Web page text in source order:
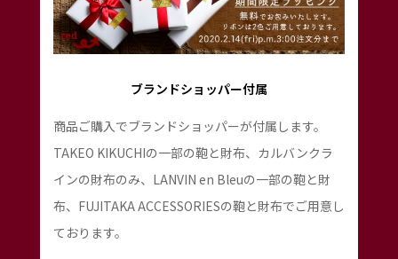
ブランドショッパー付属
商品ご購入でブランドショッパーが付属します。
TAKEO KIKUCHIの一部の鞄と財布、カルバンクラ
インの財布のみ、LANVIN en Bleuの一部の鞄と財
布、FUJITAKA ACCESSORIESの鞄と財布でご用意し
ております。